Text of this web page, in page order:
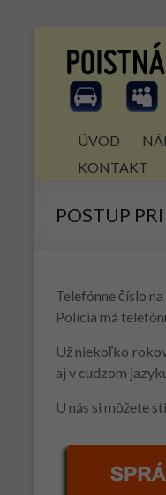
contentPoistná
udalosť
s.r.o.
náhradné
ZADARMO
ÚVOD
KONTAKT
POSTUP
Telefónne číslo
Polícia má
Už niekoľko
aj v cudzom
U nás si môžete